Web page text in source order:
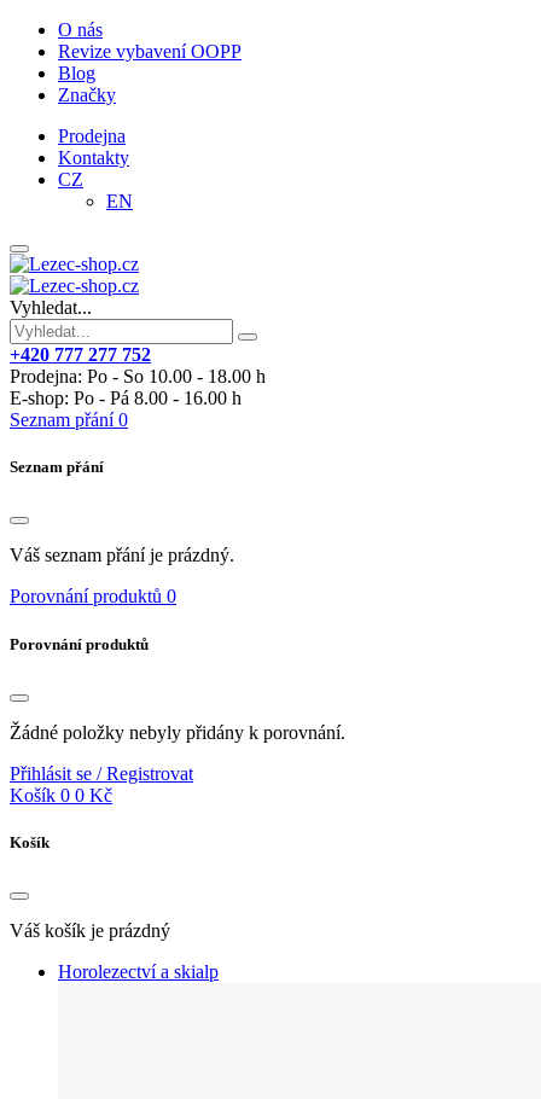
O nás
Revize vybavení OOPP
Blog
Značky
Prodejna
Kontakty
CZ
EN
Vyhledat...
+420 777 277 752
Prodejna: Po - So 10.00 - 18.00 h
E-shop: Po - Pá 8.00 - 16.00 h
Seznam přání 0
Seznam přání
Váš seznam přání je prázdný.
Porovnání produktů 0
Porovnání produktů
Žádné položky nebyly přidány k porovnání.
Přihlásit se / Registrovat
Košík 0 0 Kč
Košík
Váš košík je prázdný
Horolezectví a skialp